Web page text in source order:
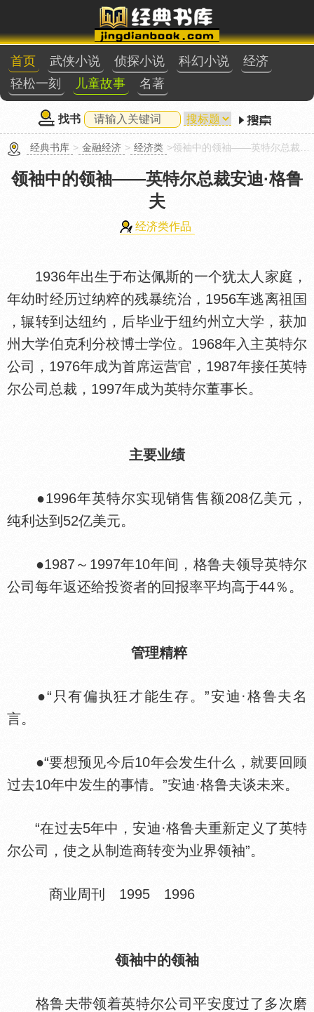
首页 武侠小说 侦探小说 科幻小说
经济
轻松一刻
儿童故事 名著
找书
经典书库 > 金融经济 > 经济类 >领袖中的领袖——英特尔总裁安迪·格鲁夫
领袖中的领袖——英特尔总裁安迪·格鲁
夫
经济类作品
1936年出生于布达佩斯的一个犹太人家庭，
年幼时经历过纳粹的残暴统治，1956车逃离祖
，辗转到达纽约，后毕业于纽约州立大学，获加
州大学伯克利分校博士学位。1968年入主英特尔
公司，1976年成为首席运营官，1987年接任英特
尔公司总裁，1997年成为英特尔董事长。
主要业绩
●1996年英特尔实现销售售额208亿美元，
纯利达到52亿美元。
●1987～1997年10年间，格鲁夫领导英特尔
公司每年返还给投资者的回报率平均高于44％。
管理精粹
●“只有偏执狂才能生存。”安迪·格鲁夫名
言。
●“要想预见今后10年会发生什么，就要回顾
过去10年中发生的事情。”安迪·格鲁夫谈未来。
“在过去5年中，安迪·格鲁夫重新定义了英特
尔公司，使之从制造商转变为业界领袖”。
商业周刊 1995 1996
领袖中的领袖
格鲁夫带领着英特尔公司平安度过了多次磨